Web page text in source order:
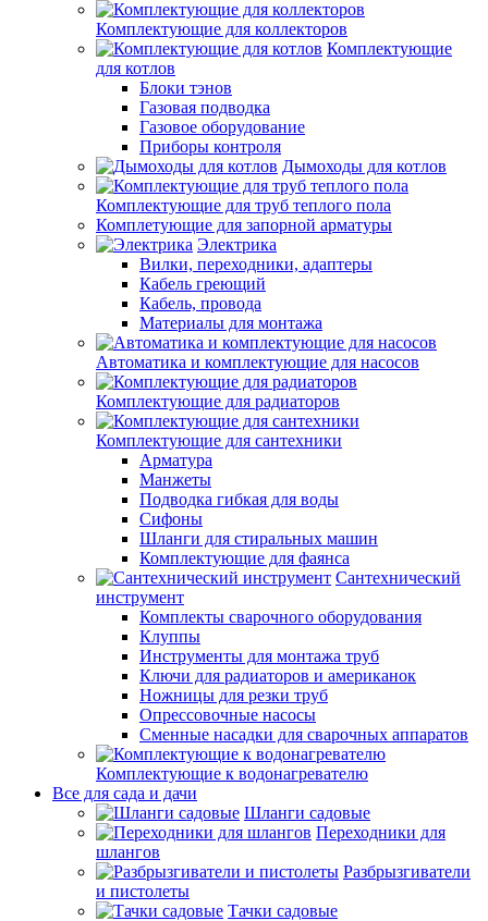
Комплектующие для коллекторов
Комплектующие
для котлов
Блоки тэнов
Газовая подводка
Газовое оборудование
Приборы контроля
Дымоходы для котлов
Комплектующие для труб теплого пола
Комплетующие для запорной арматуры
Электрика
Вилки, переходники, адаптеры
Кабель греющий
Кабель, провода
Материалы для монтажа
Автоматика и комплектующие для насосов
Комплектующие для радиаторов
Комплектующие для сантехники
Арматура
Манжеты
Подводка гибкая для воды
Сифоны
Шланги для стиральных машин
Комплектующие для фаянса
Сантехнический
инструмент
Комплекты сварочного оборудования
Клуппы
Инструменты для монтажа труб
Ключи для радиаторов и американок
Ножницы для резки труб
Опрессовочные насосы
Сменные насадки для сварочных аппаратов
Комплектующие к водонагревателю
Все для сада и дачи
Шланги садовые
Переходники для
шлангов
Разбрызгиватели
и пистолеты
Тачки садовые